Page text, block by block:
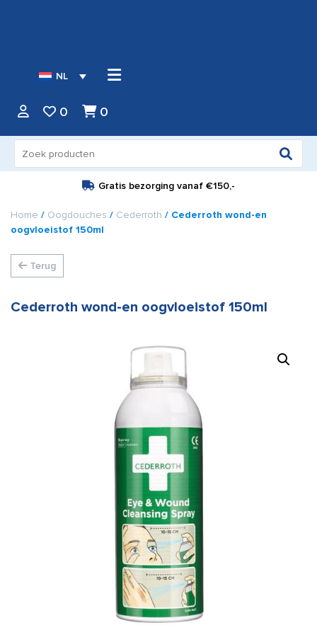
NL
0 0
naar:
Gratis bezorging vanaf €150,-
Home / Oogdouches / Cederroth / Cederroth wond-en
oogvloeistof 150ml
Terug
Cederroth wond-en oogvloeistof 150ml